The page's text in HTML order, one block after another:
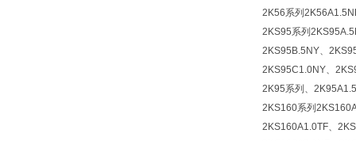
2K56系列
2KS95系列
2KS95B.5NY、
2KS95C1.0NY、
2K95系列、
2KS160系列
2KS160A1.0TF、